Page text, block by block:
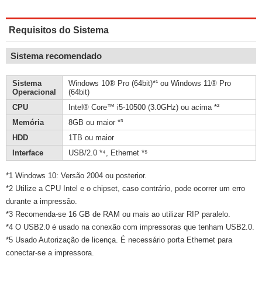
Requisitos do Sistema
Sistema recomendado
Sistema
Operacional
Windows 10® Pro (64bit)*¹ ou Windows 11® Pro
(64bit)
CPU
Intel® Core™ i5-10500 (3.0GHz) ou acima *²
Memória
8GB ou maior *³
HDD
1TB ou maior
Interface
USB/2.0 *⁴, Ethernet *⁵
*1 Windows 10: Versão 2004 ou posterior.
*2 Utilize a CPU Intel e o chipset, caso contrário, pode ocorrer um erro
durante a impressão.
*3 Recomenda-se 16 GB de RAM ou mais ao utilizar RIP paralelo.
*4 O USB2.0 é usado na conexão com impressoras que tenham USB2.0.
*5 Usado Autorização de licença. É necessário porta Ethernet para
conectar-se a impressora.